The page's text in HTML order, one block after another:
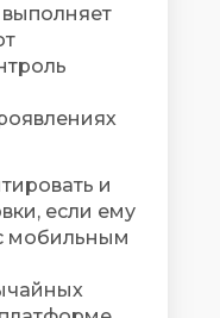
и
если ему
мобильным